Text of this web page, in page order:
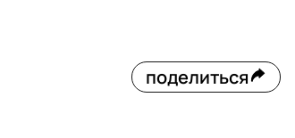
поделиться